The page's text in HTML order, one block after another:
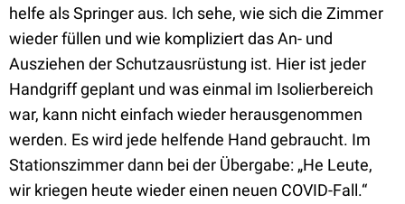
helfe als Springer aus. Ich sehe, wie sich die Zimmer
wieder füllen und wie kompliziert das An- und
Ausziehen der Schutzausrüstung ist. Hier ist jeder
Handgriff geplant und was einmal im Isolierbereich
war, kann nicht einfach wieder herausgenommen
werden. Es wird jede helfende Hand gebraucht. Im
Stationszimmer dann bei der Übergabe: „He Leute,
wir kriegen heute wieder einen neuen COVID-Fall.“